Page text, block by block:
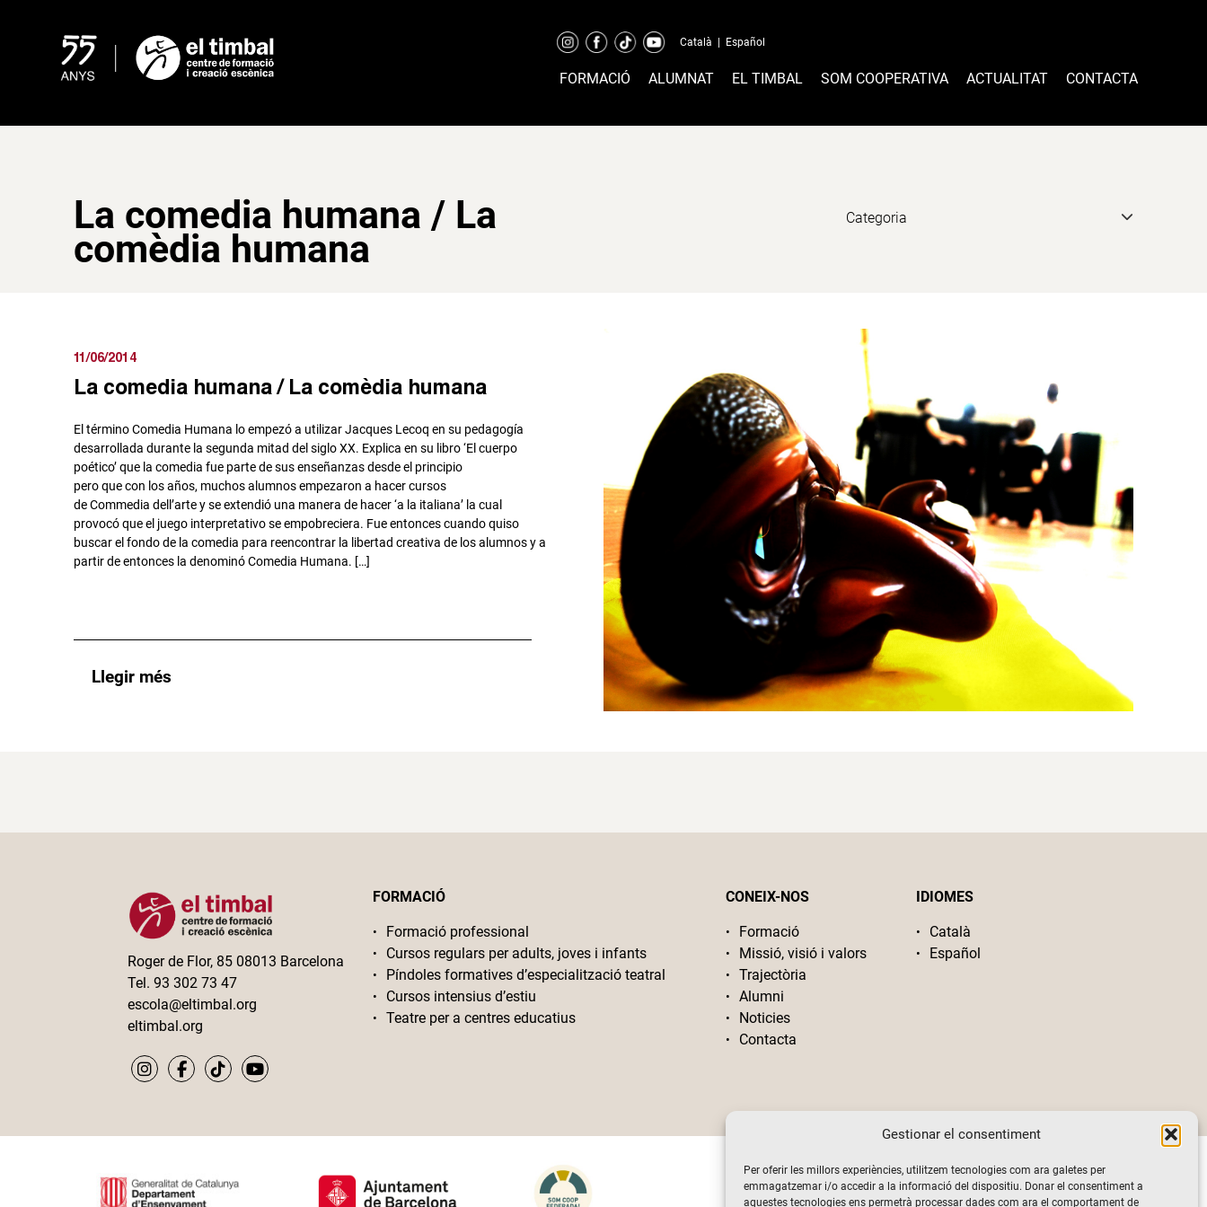
Gestionar el consentiment
Per oferir les millors experiències, utilitzem tecnologies com ara galetes per
emmagatzemar i/o accedir a la informació del dispositiu. Donar el consentiment a
aquestes tecnologies ens permetrà processar dades com ara el comportament de
Català Español
FORMACIÓ ALUMNAT EL TIMBAL SOM COOPERATIVA ACTUALITAT CONTACTA
La comedia humana / La
comèdia humana
11/06/2014
La comedia humana / La comèdia humana
El término Comedia Humana lo empezó a utilizar Jacques Lecoq en su pedagogía
desarrollada durante la segunda mitad del siglo XX. Explica en su libro ‘El cuerpo
poético’ que la comedia fue parte de sus enseñanzas desde el principio
pero que con los años, muchos alumnos empezaron a hacer cursos
de Commedia dell’arte y se extendió una manera de hacer ‘a la italiana’ la cual
provocó que el juego interpretativo se empobreciera. Fue entonces cuando quiso
buscar el fondo de la comedia para reencontrar la libertad creativa de los alumnos y a
partir de entonces la denominó Comedia Humana. […]
Llegir més
Roger de Flor, 85 08013 Barcelona
Tel. 93 302 73 47
escola@eltimbal.org
eltimbal.org
FORMACIÓ
Formació professional
Cursos regulars per adults, joves i infants
Píndoles formatives d’especialització teatral
Cursos intensius d’estiu
Teatre per a centres educatius
CONEIX-NOS
Formació
Missió, visió i valors
Trajectòria
Alumni
Noticies
Contacta
IDIOMES
Català
Español